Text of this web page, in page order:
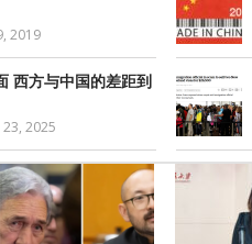
2019
西方与中国的差距到
23, 2025